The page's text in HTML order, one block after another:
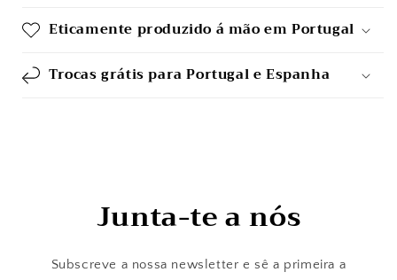
Eticamente produzido á mão em Portugal
Trocas grátis para Portugal e Espanha
Junta-te a nós
Subscreve a nossa newsletter e sê a primeira a